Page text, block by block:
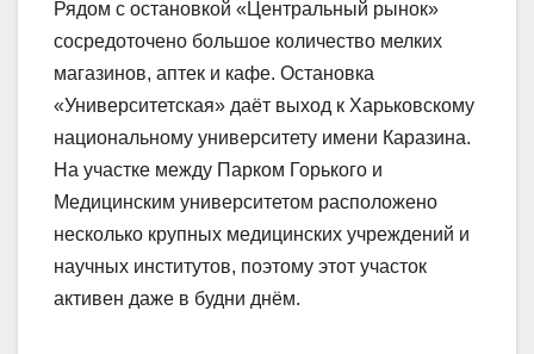
Рядом с остановкой «Центральный рынок»
сосредоточено большое количество мелких
магазинов, аптек и кафе. Остановка
«Университетская» даёт выход к Харьковскому
национальному университету имени Каразина.
На участке между Парком Горького и
Медицинским университетом расположено
несколько крупных медицинских учреждений и
научных институтов, поэтому этот участок
активен даже в будни днём.